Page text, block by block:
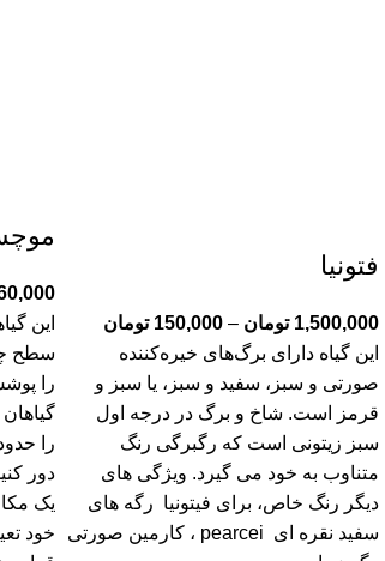
فتونیا
1,500,000 تومان –
150,000 تومان
این گیاه دارای برگ‌های خیره‌کننده
صورتی و سبز، سفید و سبز، یا سبز و
قرمز است. شاخ و برگ در درجه اول
سبز زیتونی است که رگبرگی رنگ
متناوب به خود می گیرد. ویژگی های
دیگر رنگ خاص، برای فیتونیا رگه های
سفید نقره ای pearcei ، کارمین صورتی
این
سطح
را
گیاهان
دور
یک
خود